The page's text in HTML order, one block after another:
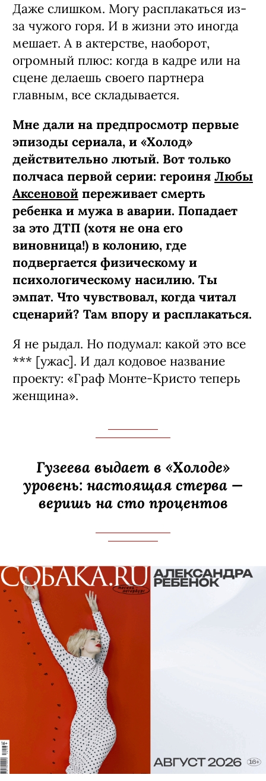
Даже слишком. Могу расплакаться из-
за чужого горя. И в жизни это иногда
мешает. А в актерстве, наоборот,
огромный плюс: когда в кадре или на
сцене делаешь своего партнера
главным, все складывается.
Мне дали на предпросмотр первые
эпизоды сериала, и «Холод»
действительно лютый. Вот только
полчаса первой серии: героиня Любы
Аксеновой переживает смерть
ребенка и мужа в аварии. Попадает
за это ДТП (хотя не она его
виновница!) в колонию, где
подвергается физическому и
психологическому насилию. Ты
эмпат. Что чувствовал, когда читал
сценарий? Там впору и расплакаться.
Я не рыдал. Но подумал: какой это все
*** [ужас]. И дал кодовое название
проекту: «Граф Монте-­Кристо теперь
женщина».
Гузеева выдает в «Холоде»
уровень: настоящая стерва —
веришь на сто процентов